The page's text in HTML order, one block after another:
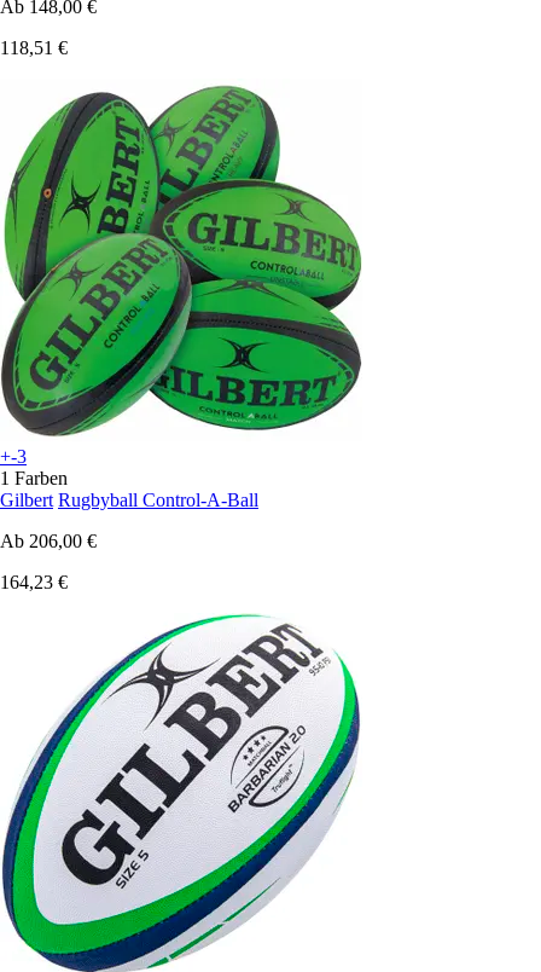
Ab 148,00 €
118,51 €
+-3
1 Farben
Gilbert Rugbyball Control-A-Ball
Ab 206,00 €
164,23 €